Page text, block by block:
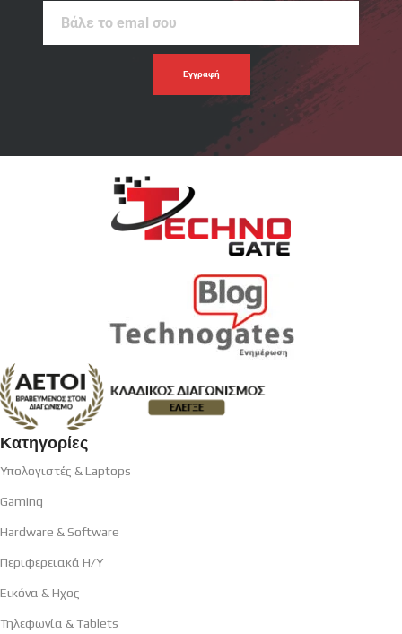
Κατηγορίες
Υπολογιστές & Laptops
Gaming
Hardware & Software
Περιφερειακά H/Y
Εικόνα & Ηχος
Τηλεφωνία & Tablets